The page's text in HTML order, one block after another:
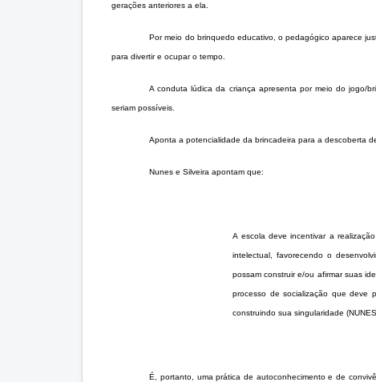
gerações anteriores a ela.
Por meio do brinquedo educativo, o pedagógico aparece
para divertir e ocupar o tempo.
A conduta lúdica da criança apresenta por meio do jogo/
seriam possíveis.
Aponta a potencialidade da brincadeira para a descoberta
Nunes e Silveira apontam que:
A escola deve incentivar a
intelectual, favorecendo o
possam construir e/ou afirmar suas
processo de socialização que deve
construindo sua singularidade
É, portanto, uma prática de autoconhecimento e de